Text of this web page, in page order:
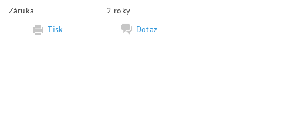
Záruka
2 roky
Tisk
Dotaz